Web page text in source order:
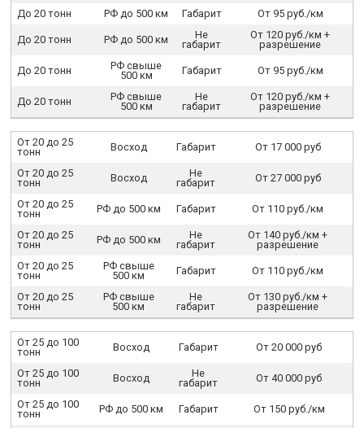
До 20 тонн РФ до 500 км Габарит От 95 руб./км
До 20 тонн РФ до 500 км
Не
габарит
От 120 руб./км +
разрешение
До 20 тонн
РФ свыше
500 км
Габарит От 95 руб./км
До 20 тонн
РФ свыше
500 км
Не
габарит
От 120 руб./км +
разрешение
От 20 до 25
тонн
Восход Габарит От 17 000 руб
От 20 до 25
тонн
Восход
Не
габарит
От 27 000 руб
От 20 до 25
тонн
РФ до 500 км Габарит От 110 руб./км
От 20 до 25
тонн
РФ до 500 км
Не
габарит
От 140 руб./км +
разрешение
От 20 до 25
тонн
РФ свыше
500 км
Габарит От 110 руб./км
От 20 до 25
тонн
РФ свыше
500 км
Не
габарит
От 130 руб./км +
разрешение
От 25 до 100
тонн
Восход Габарит От 20 000 руб
От 25 до 100
тонн
Восход
Не
габарит
От 40 000 руб
От 25 до 100
тонн
РФ до 500 км Габарит От 150 руб./км